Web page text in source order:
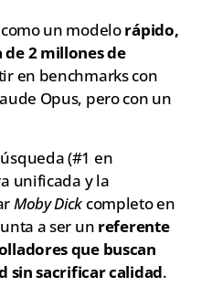
un modelorápido,
2 millones de
en benchmarks con
Opus, pero con un
(#1 en
unificada y la
Moby Dick completo en
a ser un referente
que buscan
sin sacrificar calidad.